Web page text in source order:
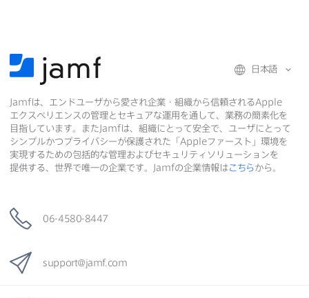
日本語
Jamfは、​エンドユーザから​愛され企業・組織から​信頼されるApple
エクスペリエンスの​管理と​セキュアな​運用を​通して、​業務の​簡素化を​
目指しています。​また Jamfは、​組織に​とって​安全で、​ユーザに​とって​
シンプルかつプライバシーが​保護された​「 Appleファースト」環境を​
実現する​ための​包括的な​管理および​セキュリティソリューションを​
提供する、​世界で​唯一の​企業です。
Jamfの​企業情報はこちらから。
06-4580-8447
support@jamf. com